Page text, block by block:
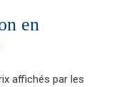
en
affichés par les